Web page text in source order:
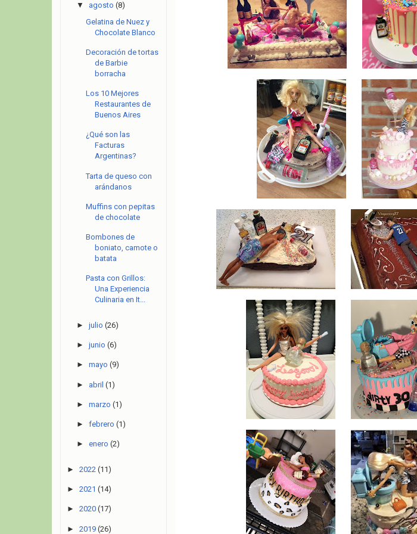
▼ agosto (8)
Gelatina de Nuez y
Chocolate Blanco
Decoración de tortas
de Barbie
borracha
Los 10 Mejores
Restaurantes de
Buenos Aires
¿Qué son las
Facturas
Argentinas?
Tarta de queso con
arándanos
Muffins con pepitas
de chocolate
Bombones de
boniato, camote o
batata
Pasta con Grillos:
Una Experiencia
Culinaria en It...
► julio (26)
► junio (6)
► mayo (9)
► abril (1)
► marzo (1)
► febrero (1)
► enero (2)
► 2022 (11)
► 2021 (14)
► 2020 (17)
► 2019 (26)